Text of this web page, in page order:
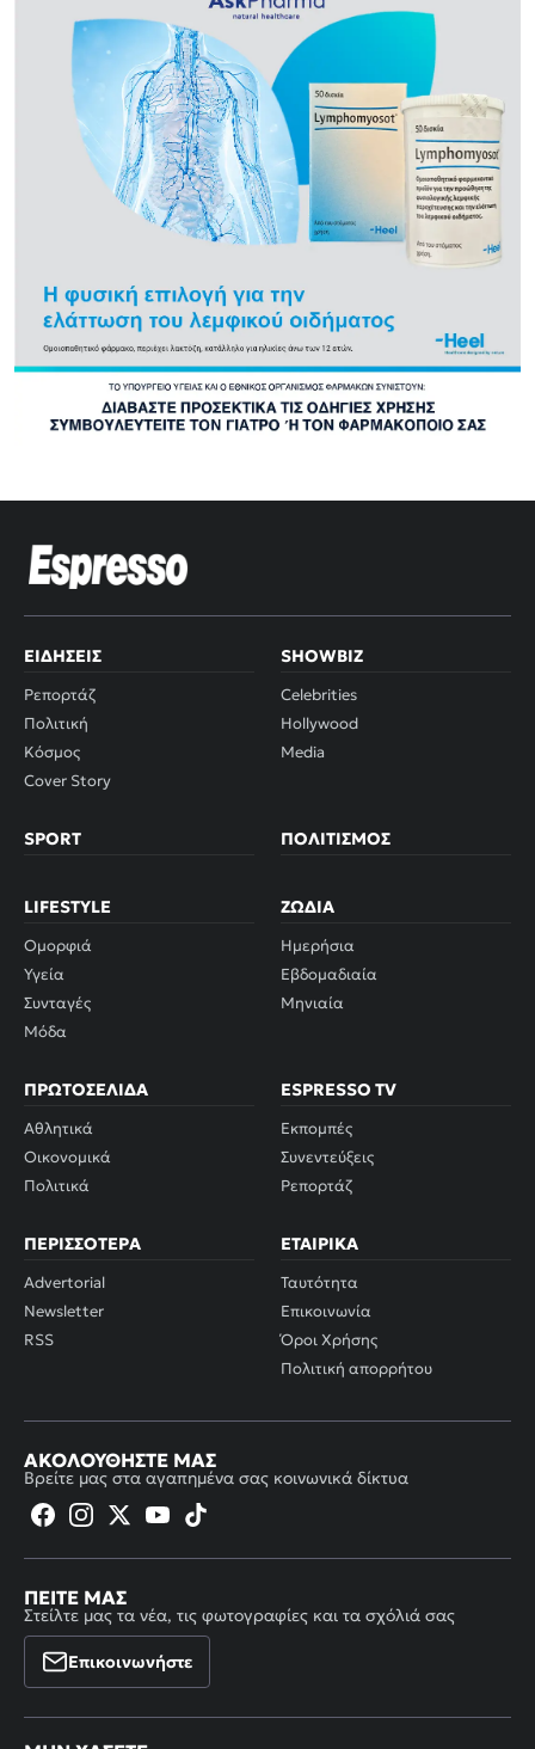
ΕΙΔΉΣΕΙΣ
Ρεπορτάζ
Πολιτική
Κόσμος
Cover Story
SHOWBIZ
Celebrities
Hollywood
Media
SPORT ΠΟΛΙΤΙΣΜΌΣ
LIFESTYLE
Ομορφιά
Υγεία
Συνταγές
Μόδα
ΖΏΔΙΑ
Ημερήσια
Εβδομαδιαία
Μηνιαία
ΠΡΩΤΟΣΈΛΙΔΑ
Αθλητικά
Οικονομικά
Πολιτικά
ESPRESSO TV
Εκπομπές
Συνεντεύξεις
Ρεπορτάζ
ΠΕΡΙΣΣΌΤΕΡΑ
Advertorial
Newsletter
RSS
ΕΤΑΙΡΙΚΆ
Ταυτότητα
Επικοινωνία
Όροι Χρήσης
Πολιτική απορρήτου
ΑΚΟΛΟΥΘΉΣΤΕ ΜΑΣ
Βρείτε μας στα αγαπημένα σας κοινωνικά δίκτυα
ΠΕΊΤΕ ΜΑΣ
Στείλτε μας τα νέα, τις φωτογραφίες και τα σχόλιά σας
Επικοινωνήστε